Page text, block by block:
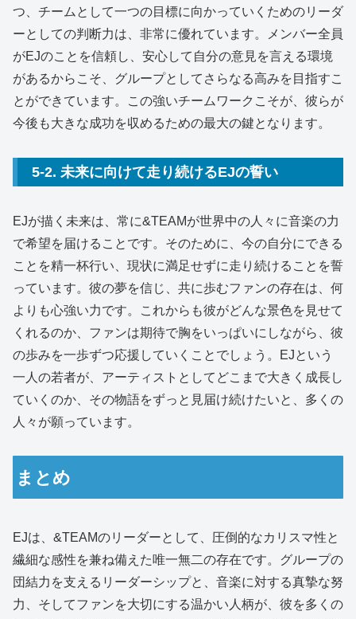
つ、チームとして一つの目標に向かっていくためのリーダ
ーとしての判断力は、非常に優れています。メンバー全員
がEJのことを信頼し、安心して自分の意見を言える環境
があるからこそ、グループとしてさらなる高みを目指すこ
とができています。この強いチームワークこそが、彼らが
今後も大きな成功を収めるための最大の鍵となります。
5-2. 未来に向けて走り続けるEJの誓い
EJが描く未来は、常に&TEAMが世界中の人々に音楽の力
で希望を届けることです。そのために、今の自分にできる
ことを精一杯行い、現状に満足せずに走り続けることを誓
っています。彼の夢を信じ、共に歩むファンの存在は、何
よりも心強い力です。これからも彼がどんな景色を見せて
くれるのか、ファンは期待で胸をいっぱいにしながら、彼
の歩みを一歩ずつ応援していくことでしょう。EJという
一人の若者が、アーティストとしてどこまで大きく成長し
ていくのか、その物語をずっと見届け続けたいと、多くの
人々が願っています。
まとめ
EJは、&TEAMのリーダーとして、圧倒的なカリスマ性と
繊細な感性を兼ね備えた唯一無二の存在です。グループの
団結力を支えるリーダーシップと、音楽に対する真摯な努
力、そしてファンを大切にする温かい人柄が、彼を多くの